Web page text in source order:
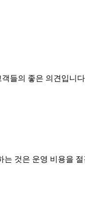
들의 좋은 의견입니
것은 운영 비용을